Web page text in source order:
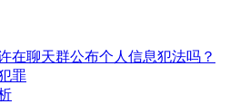
在聊天群公布个人信息犯法吗？
罪